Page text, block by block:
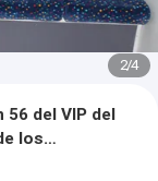
3/4
del VIP del
los